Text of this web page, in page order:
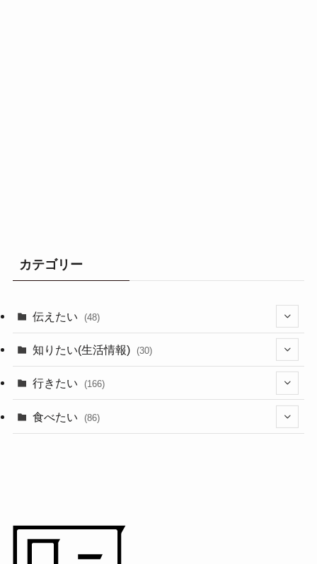
カテゴリー
伝えたい (48)
(44)
(1)
知りたい(生活情報) (30)
(10)
(11)
行きたい (166)
(18)
食べたい (86)